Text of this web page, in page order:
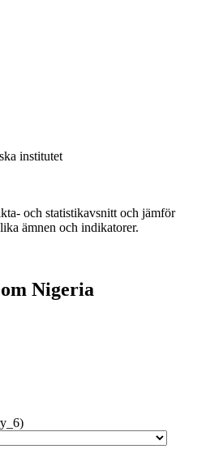
institutet
och statistikavsnitt och jämför
ämnen och indikatorer.
Nigeria